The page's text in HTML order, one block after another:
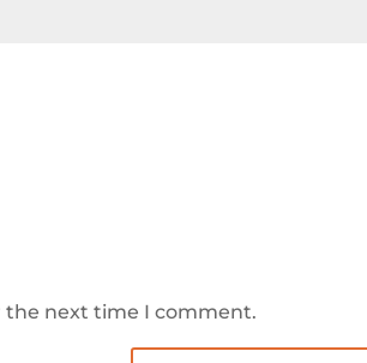
the next time I comment.